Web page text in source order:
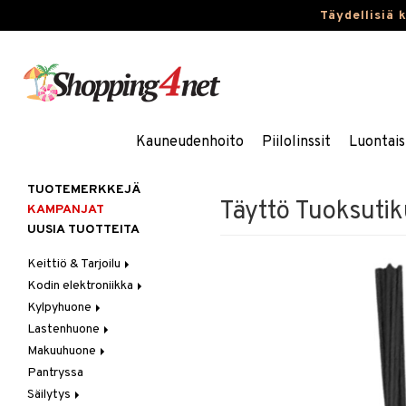
Täydellisiä
Kauneudenhoito Piilolinssit
Täyttö
TUOTEMERKKEJÄ
KAMPANJAT
UUSIA TUOTTEITA
Keittiö & Tarjoilu
Aterimet
Kannut & Karahvit
Keittiösäilytys
Keittiötekstiilit
Keittiövälineet
Kodinkoneet
Kodin elektroniikka
Ääni
Kylpyhuone
Kylpyhuoneen sisustus
Kylpyhuoneen tarvikkeita
Kylpyhuoneen tekstiilit
Lastenhuone
Kylpyhuoneen koristelu
Lasten huonekalut
Lasten lamput
Makuuhuone
Huovat & Saalit
Koristetyynyt
Pantryssa
Säilytys